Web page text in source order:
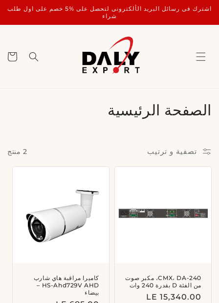
إلى
اشترك فى رسائل البريد الألكترونى لتحصل على %5 خصم على اول طلب
شراء
التسوق
م
م
و
ة
الصفحة الرئيسية
تصفية و ترتيب 2 منتج
CMX، DA-240، مكبر صوت
من الفئة D بقدرة 240 وات
السعر
LE 15,340.00
كاميرا مراقبة هاي شارب
HS-Ahd729V AHD –
بيضاء